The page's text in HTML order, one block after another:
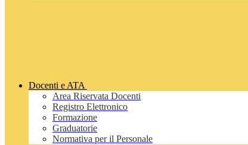
Docenti e ATA
Area Riservata Docenti
Registro Elettronico
Formazione
Graduatorie
Normativa per il Personale